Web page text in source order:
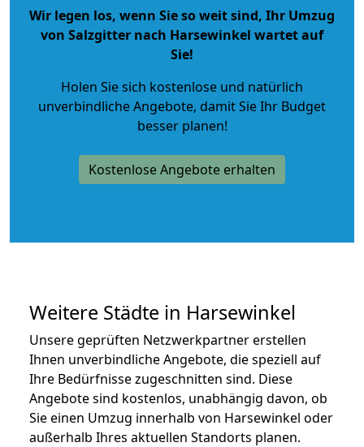
Wir legen los, wenn Sie so weit sind, Ihr Umzug
von Salzgitter nach Harsewinkel wartet auf
Sie!
Holen Sie sich kostenlose und natürlich
unverbindliche Angebote, damit Sie Ihr Budget
besser planen!
Kostenlose Angebote erhalten
Weitere Städte in Harsewinkel
Unsere geprüften Netzwerkpartner erstellen
Ihnen unverbindliche Angebote, die speziell auf
Ihre Bedürfnisse zugeschnitten sind. Diese
Angebote sind kostenlos, unabhängig davon, ob
Sie einen Umzug innerhalb von Harsewinkel oder
außerhalb Ihres aktuellen Standorts planen.